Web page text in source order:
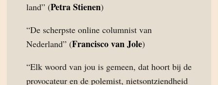
land” (Petra Stienen)
“De scherpste online columnist van
Nederland” (Francisco van Jole)
“Elk woord van jou is gemeen, dat hoort bij de
provocateur en de polemist, nietsontziendheid